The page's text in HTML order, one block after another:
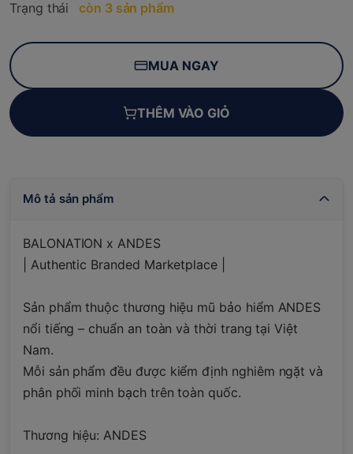
Trạng thái còn 3 sản phẩm
MUA NGAY
THÊM VÀO GIỎ
Mô tả sản phẩm
BALONATION x ANDES
| Authentic Branded Marketplace |
Sản phẩm thuộc thương hiệu mũ bảo hiểm ANDES
nổi tiếng – chuẩn an toàn và thời trang tại Việt
Nam.
Mỗi sản phẩm đều được kiểm định nghiêm ngặt và
phân phối minh bạch trên toàn quốc.
Thương hiệu: ANDES